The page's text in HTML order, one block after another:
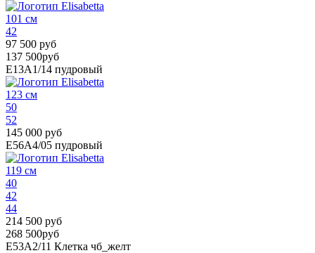
101 см
42
97 500 руб
137 500руб
E13A1/14 пудровый
123 см
50
52
145 000 руб
E56A4/05 пудровый
119 см
40
42
44
214 500 руб
268 500руб
E53A2/11 Клетка чб_желт